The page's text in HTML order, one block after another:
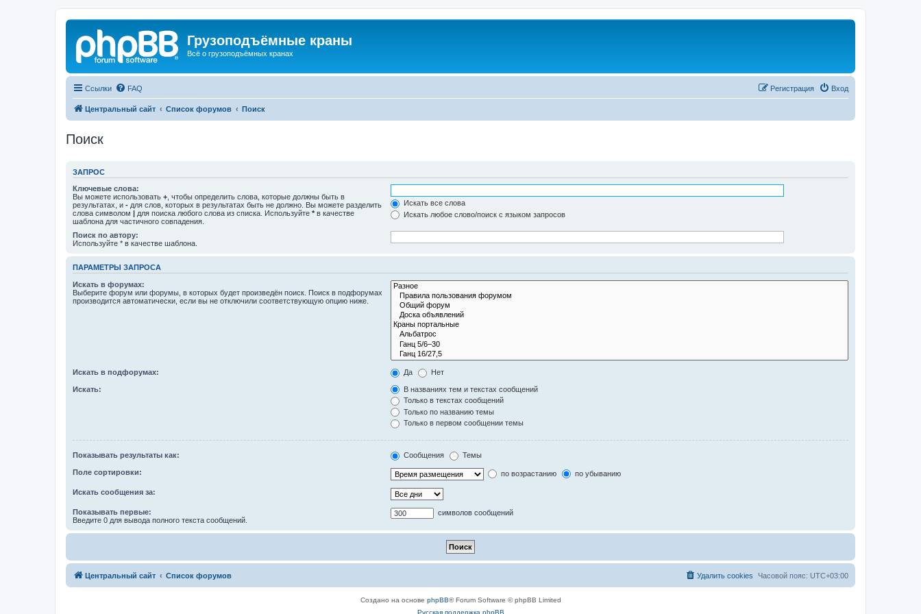
Грузоподъёмные краны
Всё о грузоподъёмных кранах
Ссылки FAQ Вход
Регистрация
Центральный сайт Список форумов Поиск
Поиск
ЗАПРОС
Ключевые слова:
Вы можете использовать + , чтобы определить слова, которые должны быть в
результатах, и - для слов, которых в результатах быть не должно. Вы можете разделить
слова символом | для поиска любого слова из списка. Используйте * в качестве
шаблона для частичного совпадения.
Искать все слова
Искать любое слово/поиск с языком запросов
Поиск по автору:
Используйте * в качестве шаблона.
ПАРАМЕТРЫ ЗАПРОСА
Искать в форумах:
Выберите форум или форумы, в которых будет произведён поиск. Поиск в подфорумах
производится автоматически, если вы не отключили соответствующую опцию ниже.
Искать в подфорумах: Да Нет
Искать:
В названиях тем и текстах сообщений
Только в текстах сообщений
Только по названию темы
Только в первом сообщении темы
Показывать результаты как: Сообщения Темы
Поле сортировки: по возрастанию по убыванию
Искать сообщения за:
Показывать первые:
Введите 0 для вывода полного текста сообщений.
символов сообщений
Центральный сайт Список форумов Часовой пояс: UTC+03:00
Удалить cookies
Создано на основе phpBB® Forum Software © phpBB Limited
Русская поддержка phpBB